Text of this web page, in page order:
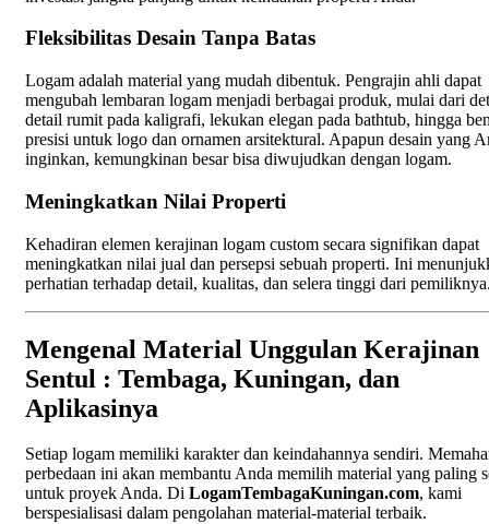
Fleksibilitas Desain Tanpa Batas
Logam adalah material yang mudah dibentuk. Pengrajin ahli dapat
mengubah lembaran logam menjadi berbagai produk, mulai dari
detail rumit pada kaligrafi, lekukan elegan pada bathtub, hingga
presisi untuk logo dan ornamen arsitektural. Apapun desain yang
inginkan, kemungkinan besar bisa diwujudkan dengan logam.
Meningkatkan Nilai Properti
Kehadiran elemen kerajinan logam custom secara signifikan dapat
meningkatkan nilai jual dan persepsi sebuah properti. Ini
perhatian terhadap detail, kualitas, dan selera tinggi dari
Mengenal Material Unggulan Kerajinan
Sentul : Tembaga, Kuningan, dan
Aplikasinya
Setiap logam memiliki karakter dan keindahannya sendiri.
perbedaan ini akan membantu Anda memilih material yang paling
untuk proyek Anda. Di LogamTembagaKuningan.com, kami
berspesialisasi dalam pengolahan material-material terbaik.